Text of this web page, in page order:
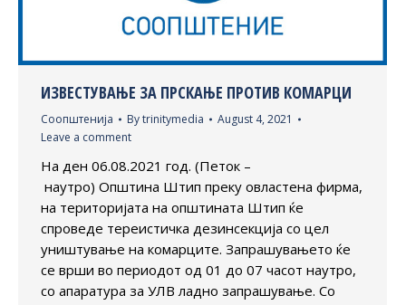
ИЗВЕСТУВАЊЕ ЗА ПРСКАЊЕ ПРОТИВ КОМАРЦИ
Соопштенија Bytrinitymedia
August 4, 2021
Leave a comment
На ден 06.08.2021 год. (Петок –
наутро) Општина Штип преку овластена фирма,
на територијата на општината Штип ќе
спроведе тереистичка дезинсекција со цел
уништување на комарците. Запрашувањето ќе
се врши во периодот од 01 до 07 часот наутро,
со апаратура за УЛВ ладно запрашување. Со